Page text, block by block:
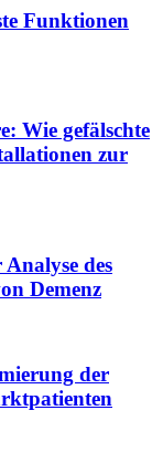
Funktionen
Wie gefälschte
zur
des
Demenz
der